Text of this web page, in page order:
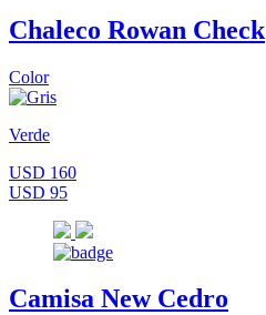
Chaleco Rowan Check
Color
Verde
USD 160
USD 95
Camisa New Cedro